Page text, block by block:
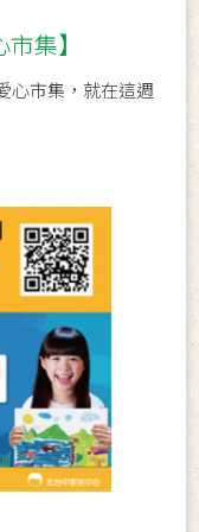
集】
心市集，就在這週